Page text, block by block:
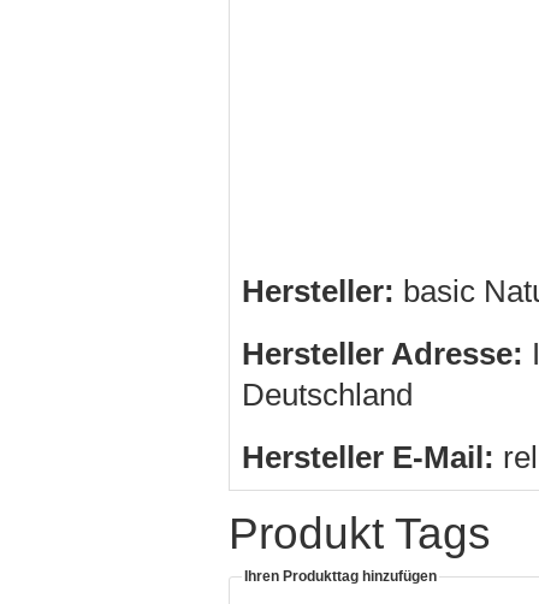
Hersteller: basic
Hersteller Adresse:
Deutschland
Hersteller E-Mail:
Produkt Tags
Ihren Produkttag hinzufügen